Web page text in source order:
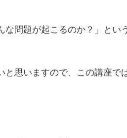
な問題が起こるのか？」とい
と思いますので、この講座で